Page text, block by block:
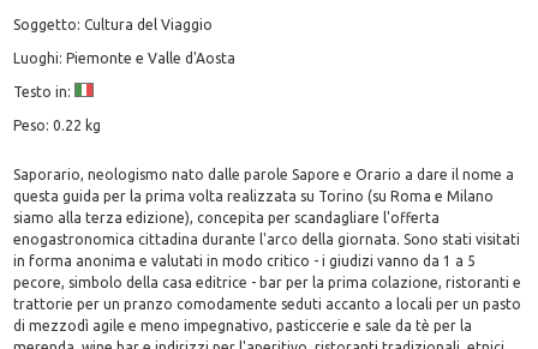
Soggetto: Cultura del Viaggio
Luoghi: Piemonte e Valle d'Aosta
Testo in:
Peso: 0.22 kg
Saporario, neologismo nato dalle parole Sapore e Orario a dare il nome a
questa guida per la prima volta realizzata su Torino (su Roma e Milano
siamo alla terza edizione), concepita per scandagliare l'offerta
enogastronomica cittadina durante l'arco della giornata. Sono stati visitati
in forma anonima e valutati in modo critico - i giudizi vanno da 1 a 5
pecore, simbolo della casa editrice - bar per la prima colazione, ristoranti e
trattorie per un pranzo comodamente seduti accanto a locali per un pasto
di mezzodì agile e meno impegnativo, pasticcerie e sale da tè per la